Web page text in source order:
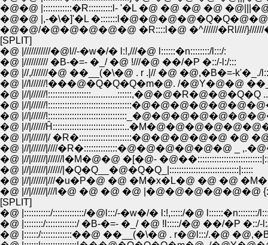
�@�@ |::::::::::::�R::::::::::l- '�L �@ �@ �@ �@
�@�@ |,-�\�]'�L
�@�@/�@�@�@�@�@ �R::::l�@ �^//////�Rl////
[SPLIT]
�@ |///////////�@l//-�w�/� l:!,///�@ l::::::�n::::::::/l:::/:
�@ |////////// �B-�=- �_/ �@ !///�@ ��/�P �::/-l:/:::
�@ |//,///////�@ ��__(�\�@ . r .|// �@ �@,�B�=-k'�_./
�@ |//l//////!���@�Q�Q�Q�m�@. /�@Y�@�@
�@ |//|//////!::::::::::::::::::...........::::::,�@�@�R�@�@�Q�Q
�@ |//|//////
�@ |//|//////
�@ |//|//////
�@ |//|//////|/ �R�::::::::::::::::::::::�@�@�@�@�@ �@
�@ |//|//////|////�R�::::::::::::::�@�@�@�@�@�@ _
�@ |//|//////|//////l�M�@�@ �[�@-
�@ |//|//////|//////|�Q�Q__�@�Q�Q_|:::::::::::::::::::::::::::::|:::::
�@ |//|//////|///�u�P�@ �@ �M�x�L�@ �@ �@
�@ |//|//////|///l�@ �@ �@ �@ |�@�@�@�@�@�@
[SPLIT]
�@ |:::::::::::/:::::::::::::/�@l:::/-�w�/� l:!,:::::/�@ l::::::�n::::::::/
�@ |::::::::/:::::::::::::/ �B-�=- �_/ �@ !l:::::/�@ ��/�P �::/-
�@ |::::::/:::::::::::::��@ ��__(�\�@ . r�@l:::/.�@